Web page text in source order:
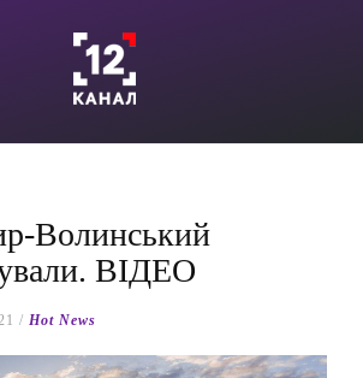
Волинський
ВІДЕО
/ Hot News